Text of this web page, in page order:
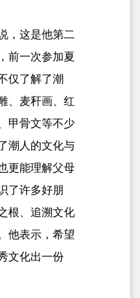
，这是他第二
前一次参加夏
仅了解了潮
、麦秆画、红
甲骨文等不少
潮人的文化与
更能理解父母
了许多好朋
根、追溯文化
他表示，希望
文化出一份